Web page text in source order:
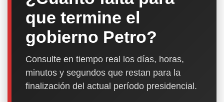
que termine el
gobierno Petro?
Consulte en tiempo real los días, horas,
minutos y segundos que restan para la
finalización del actual período presidencial.